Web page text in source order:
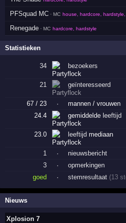
PFSquad MC · MC house, hardcore,
Renegade · MC hardcore, hardstyle
Statistieken
34 bezoekers
21 geïnteresseerd
67 / 23 ·
mannen / vrouwen
24.4
gemiddelde leeftijd
23.0 leeftijd mediaan
1 ·
nieuwsbericht
3
·
opmerkingen
goed
· stemresultaat (13
Nieuws
Xplosion 7